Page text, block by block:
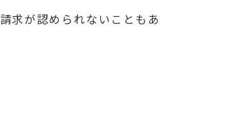
求が認められないこともあ